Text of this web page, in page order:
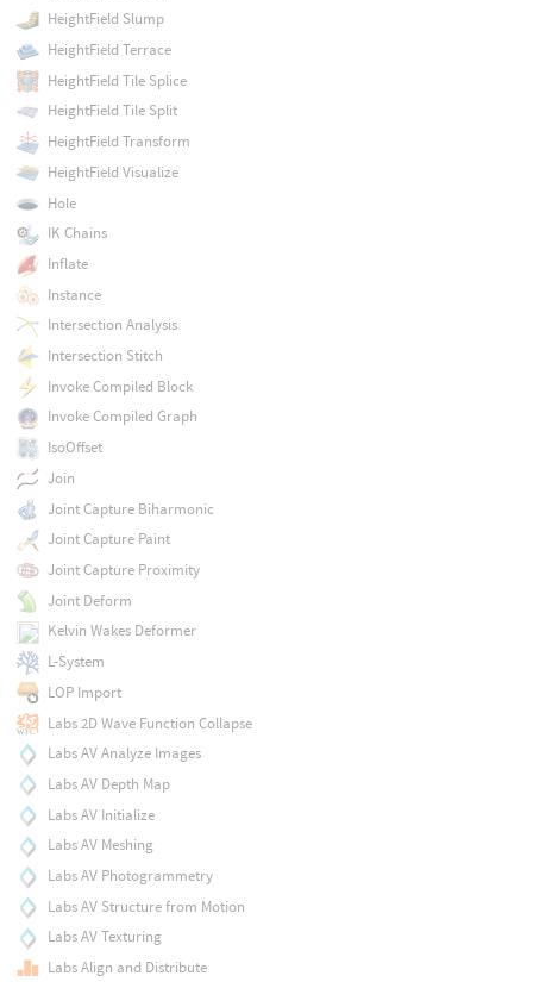
HeightField Slump
HeightField Terrace
HeightField Tile Splice
HeightField Tile Split
HeightField Transform
HeightField Visualize
Hole
IK Chains
Inflate
Instance
Intersection Analysis
Intersection Stitch
Invoke Compiled Block
Invoke Compiled Graph
IsoOffset
Join
Joint Capture Biharmonic
Joint Capture Paint
Joint Capture Proximity
Joint Deform
Kelvin Wakes Deformer
L-System
LOP Import
Labs 2D Wave Function Collapse
Labs AV Analyze Images
Labs AV Depth Map
Labs AV Initialize
Labs AV Meshing
Labs AV Photogrammetry
Labs AV Structure from Motion
Labs AV Texturing
Labs Align and Distribute